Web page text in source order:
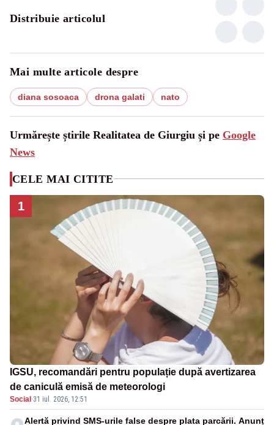
Distribuie articolul
Mai multe articole despre
diana sosoaca drona galati nato
Urmărește știrile Realitatea de Giurgiu și pe Google
News
CELE MAI CITITE
1
IGSU, recomandări pentru populație după avertizarea
de caniculă emisă de meteorologi
Social ·31 iul. 2026, 12:51
Alertă privind SMS-urile false despre plata parcării. Anunț